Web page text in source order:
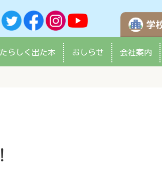
らしく 出た本 おしらせ 会社案内